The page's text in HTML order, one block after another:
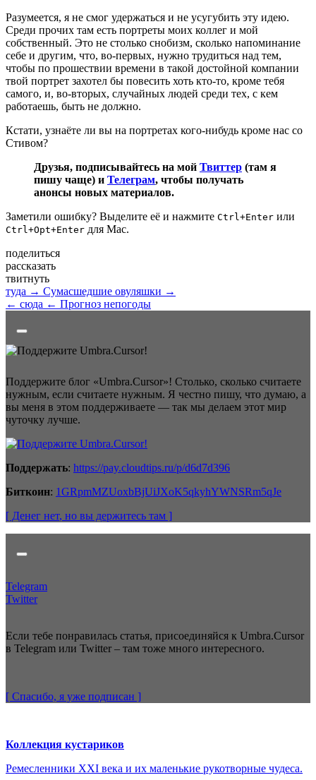
Разумеется, я не смог удержаться и не усугубить эту идею.
Среди прочих там есть портреты моих коллег и мой
собственный. Это не столько снобизм, сколько напоминание
себе и другим, что, во-первых, нужно трудиться над тем,
чтобы по прошествии времени в такой достойной компании
твой портрет захотел бы повесить хоть кто-то, кроме тебя
самого, и, во-вторых, случайных людей среди тех, с кем
работаешь, быть не должно.
Кстати, узнаёте ли вы на портретах кого-нибудь кроме нас со
Стивом?
Друзья, подписывайтесь на мой Твиттер (там я
пишу чаще) и Телеграм, чтобы получать
анонсы новых материалов.
Заметили ошибку? Выделите её и нажмите Ctrl+Enter или
Ctrl+Opt+Enter для Mac.
поделиться
рассказать
твитнуть
туда → Сумасшедшие овуляшки →
← сюда ← Прогноз непогоды
Поддержите блог «Umbra.Cursor»! Столько, сколько считаете
нужным, если считаете нужным. Я честно пишу, что думаю, а
вы меня в этом поддерживаете — так мы делаем этот мир
чуточку лучше.
Поддержать: https://pay.cloudtips.ru/p/d6d7d396
Биткоин: 1GRpmMZUoxbBjUiJXoK5qkyhYWNSRm5qJe
[ Денег нет, но вы держитесь там ]
Telegram
Twitter
Если тебе понравилась статья, присоединяйся к Umbra.Cursor
в Telegram или Twitter – там тоже много интересного.
[ Спасибо, я уже подписан ]
Коллекция кустариков
Ремесленники XXI века и их маленькие рукотворные чудеса.